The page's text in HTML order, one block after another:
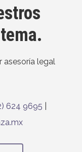
asesoría legal
624 9695